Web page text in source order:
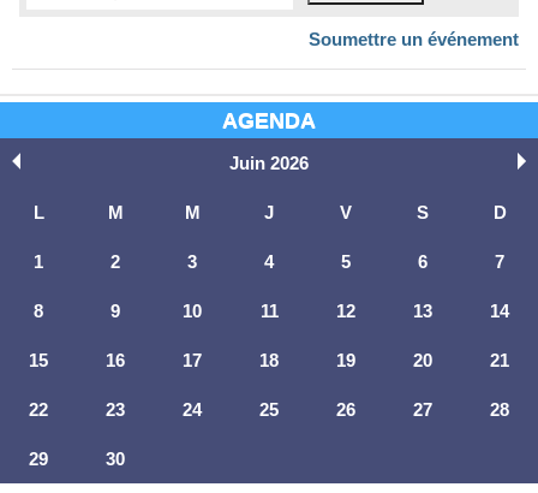
AGENDA
Juin 2026
L M M J V S D
1 2 3 4 5 6 7
8 9 10 11 12 13 14
15 16 17 18 19 20 21
22 23 24 25 26 27 28
29 30
Soumettre un événement